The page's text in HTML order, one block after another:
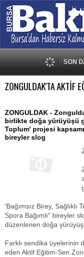
SON
ZONGULDAK'TA AKTİF
ZONGULDAK -
birlikte doğa yürüyüşü
Toplum' projesi
bireyler slog
'Bağımsız Birey,
Spora Bağımlı" bireyler
düzenlenen doğa
Farklı sendika üyelerinin
eden Aktif Eğitim-Sen